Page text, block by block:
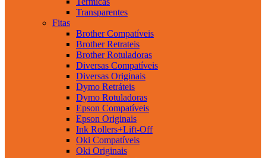
Transparentes
Fitas
Brother Compatíveis
Brother Retrateis
Brother Rotuladoras
Diversas Compatíveis
Diversas Originais
Dymo Retráteis
Dymo Rotuladoras
Epson Compatíveis
Epson Originais
Ink Rollers+Lift-Off
Oki Compatíveis
Oki Originais